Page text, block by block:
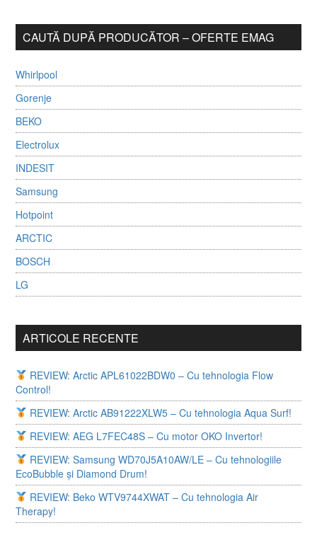
CAUTĂ DUPĂ PRODUCĂTOR – OFERTE EMAG
Whirlpool
Gorenje
BEKO
Electrolux
INDESIT
Samsung
Hotpoint
ARCTIC
BOSCH
LG
ARTICOLE RECENTE
REVIEW: Arctic APL61022BDW0 – Cu tehnologia Flow
Control!
REVIEW: Arctic AB91222XLW5 – Cu tehnologia Aqua Surf!
REVIEW: AEG L7FEC48S – Cu motor OKO Invertor!
REVIEW: Samsung WD70J5A10AW/LE – Cu tehnologiile
EcoBubble și Diamond Drum!
REVIEW: Beko WTV9744XWAT – Cu tehnologia Air
Therapy!